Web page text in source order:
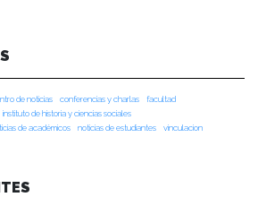
de noticias conferencias y charlas
facultad
instituto de historia y ciencias sociales
de académicos noticias de estudiantes
vinculacion